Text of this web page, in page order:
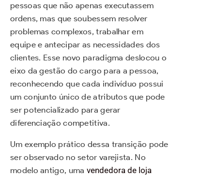
pessoas que não apenas executassem
ordens, mas que soubessem resolver
problemas complexos, trabalhar em
equipe e antecipar as necessidades dos
clientes. Esse novo paradigma deslocou o
eixo da gestão do cargo para a pessoa,
reconhecendo que cada indivíduo possui
um conjunto único de atributos que pode
ser potencializado para gerar
diferenciação competitiva.
Um exemplo prático dessa transição pode
ser observado no setor varejista. No
modelo antigo, uma vendedora de loja